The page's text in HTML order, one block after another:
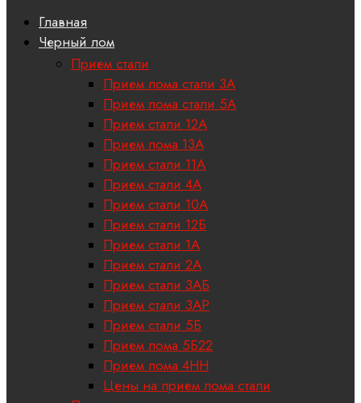
Главная
Черный лом
Прием стали
Прием лома стали 3А
Прием лома стали 5А
Прием стали 12А
Прием лома 13А
Прием стали 11А
Прием стали 4А
Прием стали 10А
Прием стали 12Б
Прием стали 1А
Прием стали 2А
Прием стали 3АБ
Прием стали 3АР
Прием стали 5Б
Прием лома 5Б22
Прием лома 4НН
Цены на прием лома стали